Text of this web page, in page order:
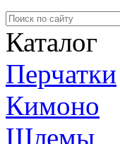
Каталог
Перчатки
Кимоно
Шлемы